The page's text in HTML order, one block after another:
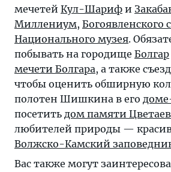
мечетей Кул-Шариф и
Миллениум, Богоявленского
Национального музея.
побывать на городище Болгар
мечети Болгара, а также
чтобы оценить обширную
полотен Шишкина в его
посетить дом памяти
любителей природы —
Волжско-Камский
Вас также могут